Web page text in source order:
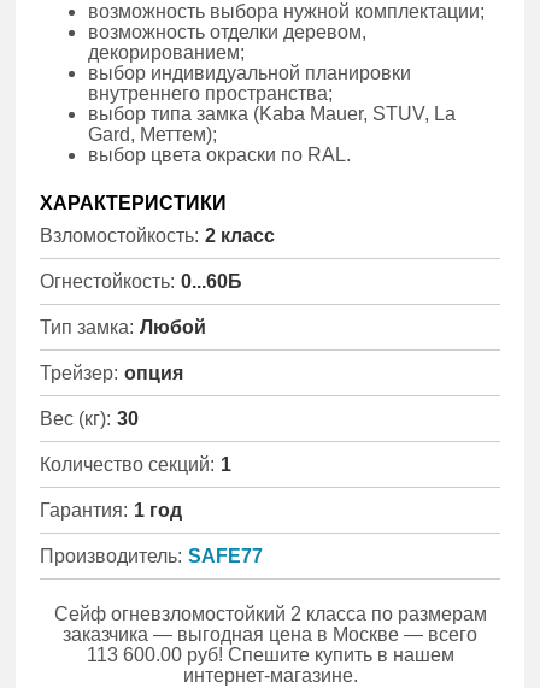
возможность выбора нужной комплектации;
возможность отделки деревом,
декорированием;
выбор индивидуальной планировки
внутреннего пространства;
выбор типа замка (Kaba Mauer, STUV, La
Gard, Меттем);
выбор цвета окраски по RAL.
ХАРАКТЕРИСТИКИ
Взломостойкость: 2 класс
Огнестойкость: 0...60Б
Тип замка: Любой
Трейзер: опция
Вес (кг): 30
Количество секций: 1
Гарантия: 1 год
Производитель: SAFE77
Сейф огневзломостойкий 2 класса по размерам
заказчика — выгодная цена в Москве — всего
113 600.00 руб! Спешите купить в нашем
интернет-магазине.